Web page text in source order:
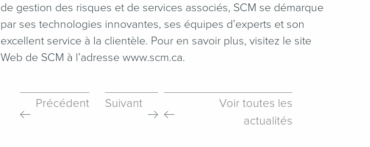
de gestion des risques et de services associés, SCM se démarque
par ses technologies innovantes, ses équipes d’experts et son
excellent service à la clientèle. Pour en savoir plus, visitez le site
Web de SCM à l’adresse www​.scm​.ca.
Précédent Suivant
Voir toutes les
actualités